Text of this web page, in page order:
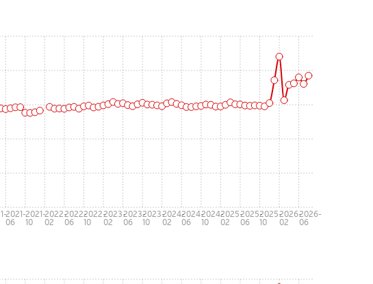
2021-
06
2021-
10
2022-
02
2022-
06
2022-
10
2023-
02
2023-
06
2023-
10
2024-
02
2024-
06
2024-
10
2025-
02
2025-
06
2025-
10
2026-
02
2026-
06